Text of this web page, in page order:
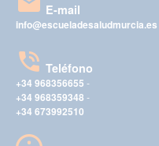
E-mail
info@escueladesaludmurcia.es
Teléfono
+34 968356655 -
+34 968359348 -
+34 673992510